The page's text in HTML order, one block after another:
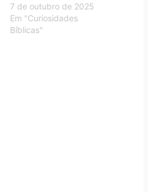
7 de outubro de 2025
Em "Curiosidades
Bíblicas"